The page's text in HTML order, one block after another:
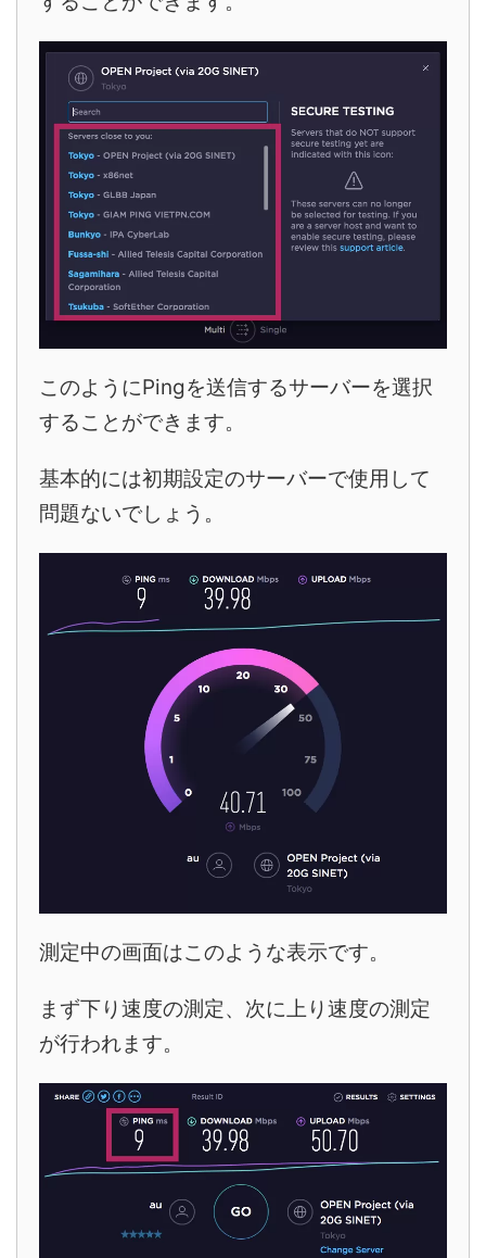
このようにPingを送信するサーバーを選択
することができます。
基本的には初期設定のサーバーで使用して
問題ないでしょう。
測定中の画面はこのような表示です。
まず下り速度の測定、次に上り速度の測定
が行われます。